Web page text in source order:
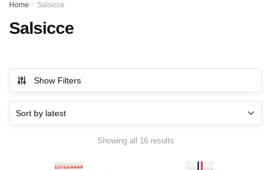
Home / Salsicce
Salsicce
Show Filters
Showing all 16 resultsSorted